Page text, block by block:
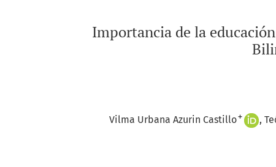
Importancia de la
Vilma Urbana Azurin Castillo+